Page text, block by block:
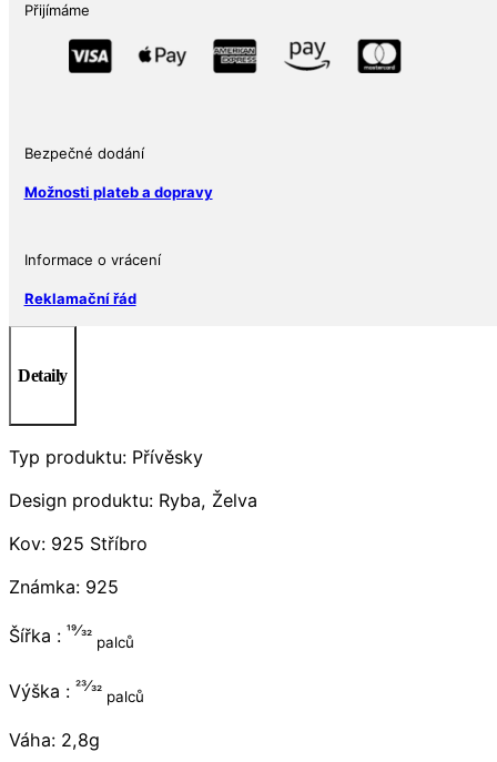
Přijímáme
Bezpečné dodání
Možnosti plateb a dopravy
Informace o vrácení
Reklamační řád
Detaily
Typ produktu: Přívěsky
Design produktu: Ryba, Želva
Kov: 925 Stříbro
Známka: 925
Šířka : 19⁄32
palců
Výška : 23⁄32
palců
Váha: 2,8g